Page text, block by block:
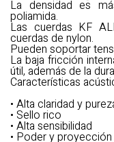
La densidad es
poliamida.
Las cuerdas KF
cuerdas de nylon.
Pueden soportar
La baja fricción
útil, además de la
Características
• Alta claridad y
• Sello rico
• Alta sensibilidad
• Poder y proyección